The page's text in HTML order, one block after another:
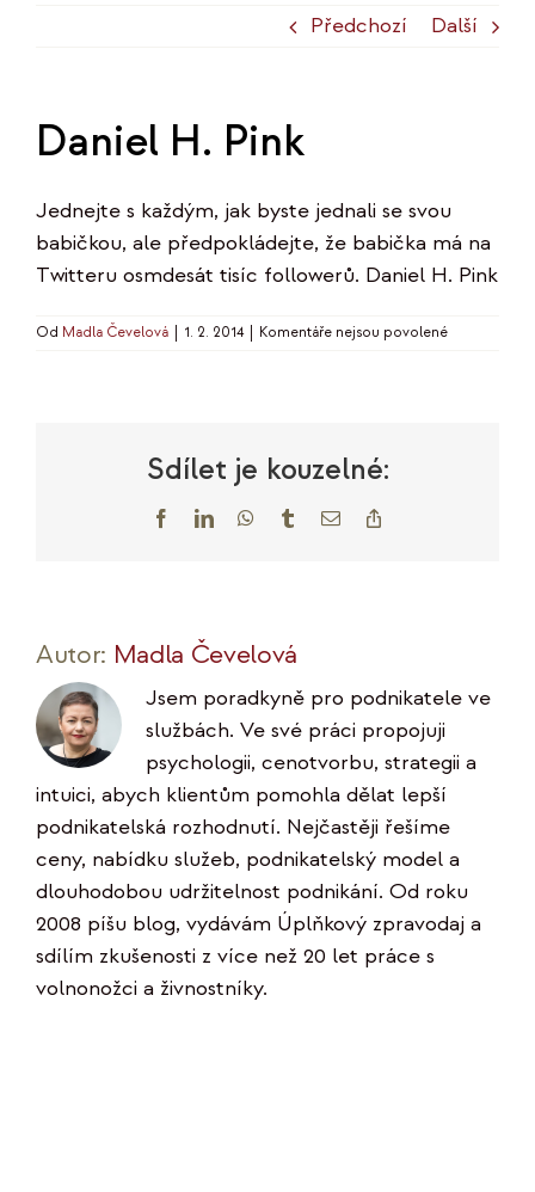
Předchozí Další
Daniel H. Pink
Jednejte s každým, jak byste jednali se svou
babičkou, ale předpokládejte, že babička má na
Twitteru osmdesát tisíc followerů. Daniel H. Pink
Od Madla Čevelová 1. 2. 2014 Komentáře nejsou povolenéu
Sdílet je kouzelné:
FacebookLinkedInWhatsApp
TumblrE-
Autor: Madla Čevelová
Jsem poradkyně pro podnikatele ve
službách. Ve své práci propojuji
psychologii, cenotvorbu, strategii a
intuici, abych klientům pomohla dělat lepší
podnikatelská rozhodnutí. Nejčastěji řešíme
ceny, nabídku služeb, podnikatelský model a
dlouhodobou udržitelnost podnikání. Od roku
2008 píšu blog, vydávám Úplňkový zpravodaj a
sdílím zkušenosti z více než 20 let práce s
volnonožci a živnostníky.